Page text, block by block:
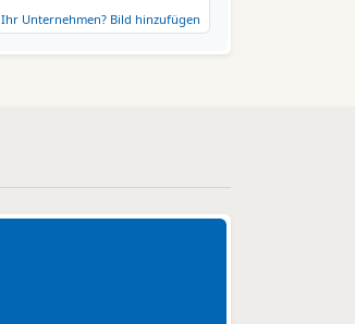
Ihr Unternehmen? Bild hinzufügen